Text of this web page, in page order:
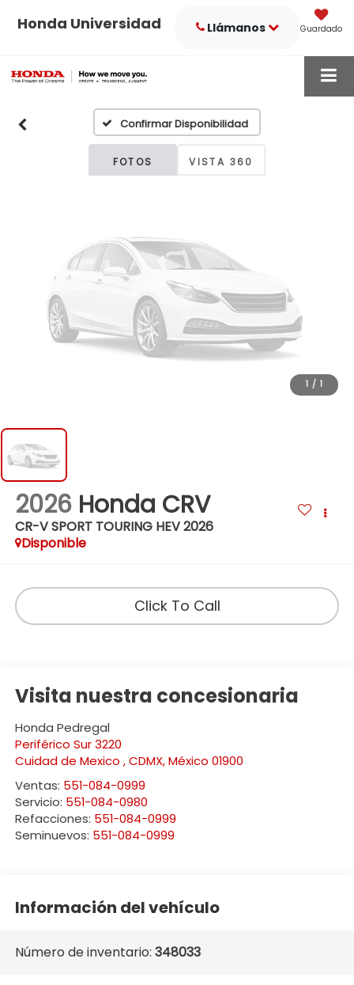
Honda Universidad Guardado
Llámanos
Confirmar Disponibilidad
FOTOS VISTA 360
Fotos No
Disponibles
Por favor, revise luego
1 / 1
2026 Honda CRV
CR-V SPORT TOURING HEV 2026
Disponible
Click To Call
Visita nuestra concesionaria
Honda Pedregal
Periférico Sur 3220
Cuidad de Mexico ,CDMX, México 01900
Ventas: 551-084-0999
Servicio: 551-084-0980
Refacciones: 551-084-0999
Seminuevos: 551-084-0999
Información del vehículo
Número de inventario: 348033